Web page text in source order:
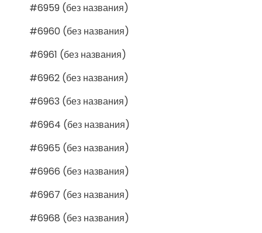
#6959 (без названия)
#6960 (без названия)
#6961 (без названия)
#6962 (без названия)
#6963 (без названия)
#6964 (без названия)
#6965 (без названия)
#6966 (без названия)
#6967 (без названия)
#6968 (без названия)